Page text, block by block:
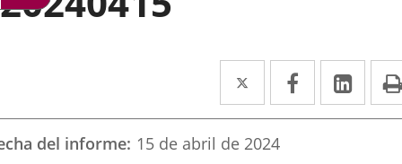
Twitter
Enlace
a
una
Facebook
Enlace
a
a
del informe 15 de abril de 2024